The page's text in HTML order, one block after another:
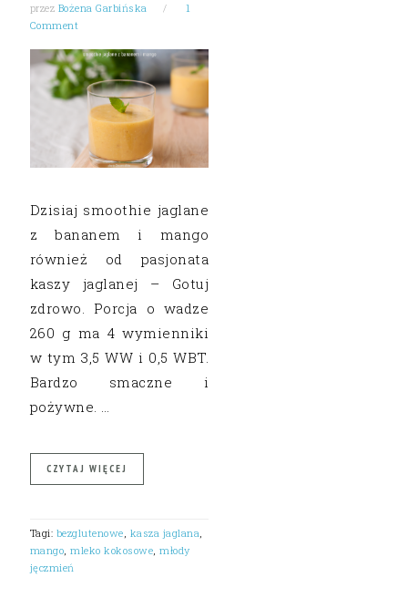
przez Bożena Garbińska
1
Comment
Dzisiaj smoothie jaglane
z bananem i mango
również od pasjonata
kaszy jaglanej – Gotuj
zdrowo. Porcja o wadze
260 g ma 4 wymienniki
w tym 3,5 WW i 0,5 WBT.
Bardzo smaczne i
pożywne. …
CZYTAJ WIĘCEJ
Tagi: bezglutenowe, kasza jaglana,
mango,mleko kokosowe,młody
jęczmień